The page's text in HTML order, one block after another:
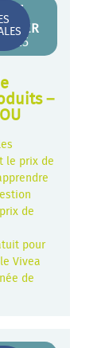
17
2025
–
le prix de
de
pour
Vivea
de